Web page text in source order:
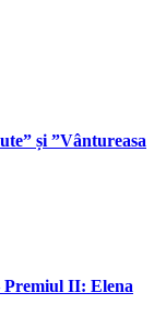
și ”Vântureasa
Premiul II: Elena